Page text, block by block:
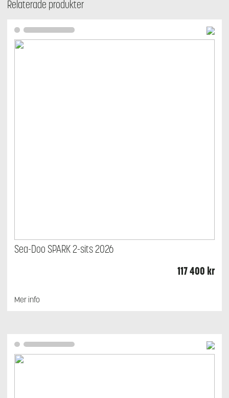
Relaterade produkter
Sea-Doo SPARK 2-sits 2026
117 400 kr
Mer info